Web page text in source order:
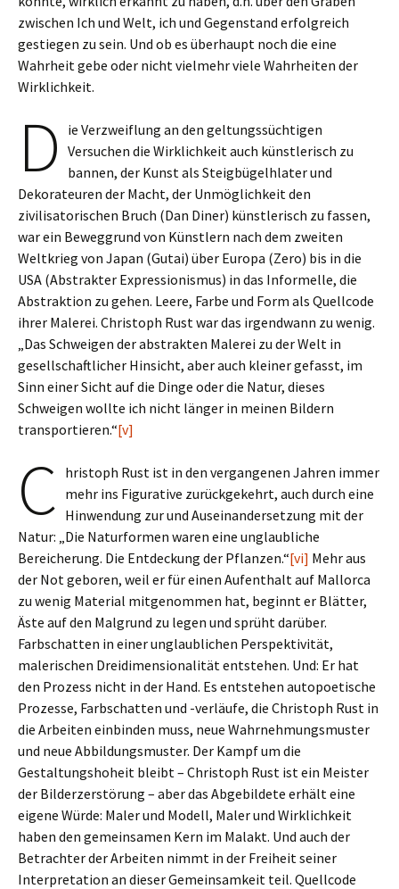
zwischen Ich und Welt, ich und Gegenstand erfolgreich
gestiegen zu sein. Und ob es überhaupt noch die eine
Wahrheit gebe oder nicht vielmehr viele Wahrheiten der
Wirklichkeit.
D
ie Verzweiflung an den geltungssüchtigen
Versuchen die Wirklichkeit auch künstlerisch zu
bannen, der Kunst als Steigbügelhlater und
Dekorateuren der Macht, der Unmöglichkeit den
zivilisatorischen Bruch (Dan Diner) künstlerisch zu fassen,
war ein Beweggrund von Künstlern nach dem zweiten
Weltkrieg von Japan (Gutai) über Europa (Zero) bis in die
USA (Abstrakter Expressionismus) in das Informelle, die
Abstraktion zu gehen. Leere, Farbe und Form als Quellcode
ihrer Malerei. Christoph Rust war das irgendwann zu wenig.
„Das Schweigen der abstrakten Malerei zu der Welt in
gesellschaftlicher Hinsicht, aber auch kleiner gefasst, im
Sinn einer Sicht auf die Dinge oder die Natur, dieses
Schweigen wollte ich nicht länger in meinen Bildern
transportieren.“[v]
C hristoph Rust ist in den vergangenen Jahren immer
mehr ins Figurative zurückgekehrt, auch durch eine
Hinwendung zur und Auseinandersetzung mit der
Natur: „Die Naturformen waren eine unglaubliche
Bereicherung. Die Entdeckung der Pflanzen.“[vi] Mehr aus
der Not geboren, weil er für einen Aufenthalt auf Mallorca
zu wenig Material mitgenommen hat, beginnt er Blätter,
Äste auf den Malgrund zu legen und sprüht darüber.
Farbschatten in einer unglaublichen Perspektivität,
malerischen Dreidimensionalität entstehen. Und: Er hat
den Prozess nicht in der Hand. Es entstehen autopoetische
Prozesse, Farbschatten und -verläufe, die Christoph Rust in
die Arbeiten einbinden muss, neue Wahrnehmungsmuster
und neue Abbildungsmuster. Der Kampf um die
Gestaltungshoheit bleibt – Christoph Rust ist ein Meister
der Bilderzerstörung – aber das Abgebildete erhält eine
eigene Würde: Maler und Modell, Maler und Wirklichkeit
haben den gemeinsamen Kern im Malakt. Und auch der
Betrachter der Arbeiten nimmt in der Freiheit seiner
Interpretation an dieser Gemeinsamkeit teil. Quellcode